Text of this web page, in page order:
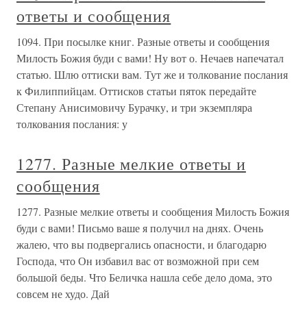
ответы и сообщения
1094. При посылке книг. Разные ответы и сообщения
Милость Божия буди с вами! Ну вот о. Нечаев напечатал
статью. Шлю оттиски вам. Тут же и толкование послания
к Филиппийцам. Оттисков статьи пяток передайте
Степану Анисимовичу Бурачку, и три экземпляра
толкования послания: у
1277. Разные мелкие ответы и
сообщения
1277. Разные мелкие ответы и сообщения Милость Божия
буди с вами! Письмо ваше я получил на днях. Очень
жалею, что вы подвергались опасности, и благодарю
Господа, что Он избавил вас от возможной при сем
большой беды. Что Беличка нашла себе дело дома, это
совсем не худо. Дай